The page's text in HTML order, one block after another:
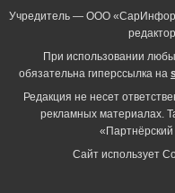
Учредитель — ООО
При использовании
обязательна гиперссылка на
Редакция не несет
рекламных материалах.
Сайт использует